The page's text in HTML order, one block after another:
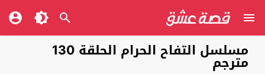
مسلسل التفاح الحرام الحلقة 130
مترجم